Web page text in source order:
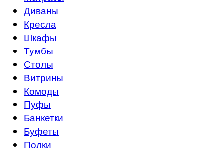
Диваны
Кресла
Шкафы
Тумбы
Столы
Витрины
Комоды
Пуфы
Банкетки
Буфеты
Полки